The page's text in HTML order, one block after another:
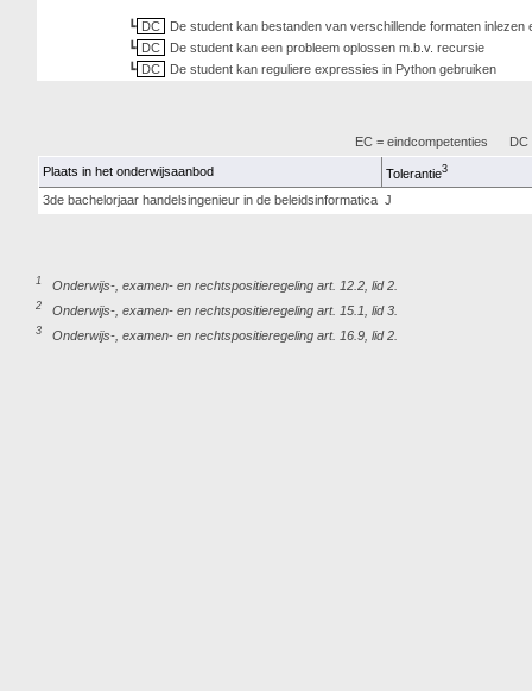
DC
De student kan bestanden van verschillende formaten inlezen
DC
De student kan een probleem oplossen m.b.v. recursie
DC
De student kan reguliere expressies in Python gebruiken
EC = eindcompetenties DC
Plaats in het onderwijsaanbod Tolerantie3
3de bachelorjaar handelsingenieur in de beleidsinformatica J
1 Onderwijs-, examen- en rechtspositieregeling art. 12.2, lid 2.
2 Onderwijs-, examen- en rechtspositieregeling art. 15.1, lid 3.
3 Onderwijs-, examen- en rechtspositieregeling art. 16.9, lid 2.